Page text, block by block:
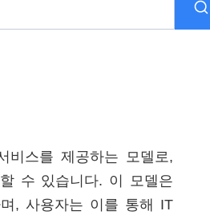
비스를 제공하는 모델로,
수 있습니다. 이 모델은
, 사용자는 이를 통해 IT